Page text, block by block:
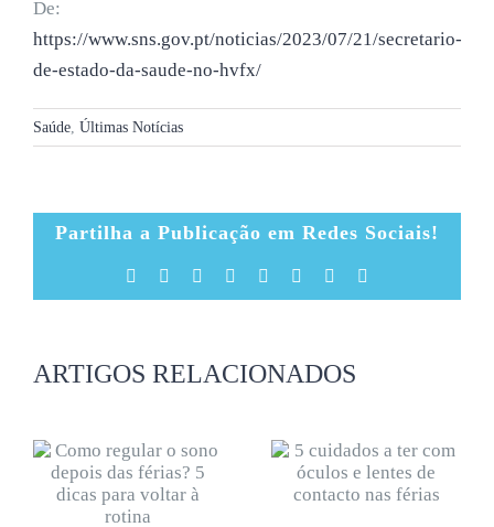
De:
https://www.sns.gov.pt/noticias/2023/07/21/secretario-
de-estado-da-saude-no-hvfx/
Saúde Últimas Notícias
Partilha a Publicação em Redes Sociais!
Facebook Reddit LinkedIn
TumblrPinterest
ARTIGOS RELACIONADOS